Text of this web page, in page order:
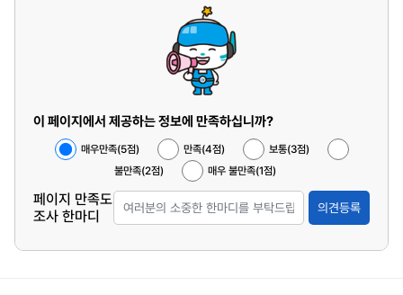
이 페이지에서 제공하는 정보에 만족하십니까?
매우만족(5점) 만족(4점)
보통(3점)
불만족(2점)
매우 불만족(1점)
페이지 만족도
조사 한마디
의견등록